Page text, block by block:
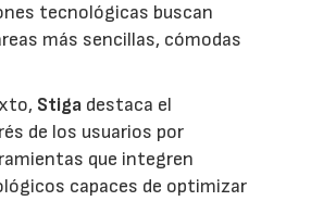
tecnológicas buscan
más sencillas, cómodas
Stiga destaca el
de los usuarios por
que integren
capaces de optimizar